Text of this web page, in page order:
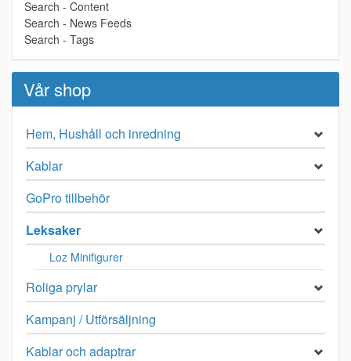
Search - Content
Search - News Feeds
Search - Tags
Vår shop
Hem, Hushåll och inredning
Kablar
GoPro tillbehör
Leksaker
Loz Minifigurer
Roliga prylar
Kampanj / Utförsäljning
Kablar och adaptrar